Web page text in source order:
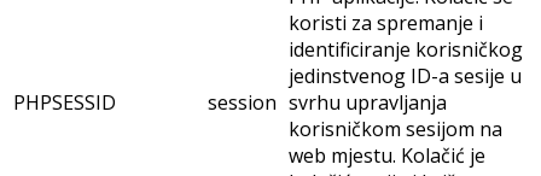
PHPSESSID session
koristi za spremanje i
identificiranje korisničkog
jedinstvenog ID-a sesije u
svrhu upravljanja
korisničkom sesijom na
web mjestu. Kolačić je